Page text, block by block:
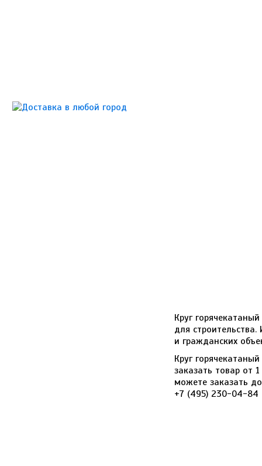
Круг
для
и гражданских
Круг
заказать товар от
можете заказать
+7 (495) 230-04-84